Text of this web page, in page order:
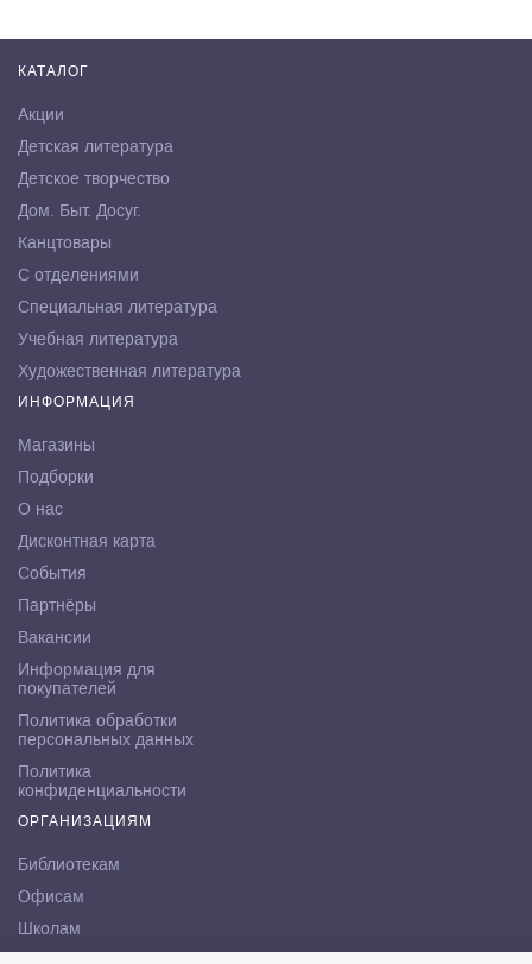
КАТАЛОГ
Акции
Детская литература
Детское творчество
Дом. Быт. Досуг.
Канцтовары
С отделениями
Специальная литература
Учебная литература
Художественная литература
ИНФОРМАЦИЯ
Магазины
Подборки
О нас
Дисконтная карта
События
Партнёры
Вакансии
Информация для
покупателей
Политика обработки
персональных данных
Политика
конфиденциальности
ОРГАНИЗАЦИЯМ
Библиотекам
Офисам
Школам